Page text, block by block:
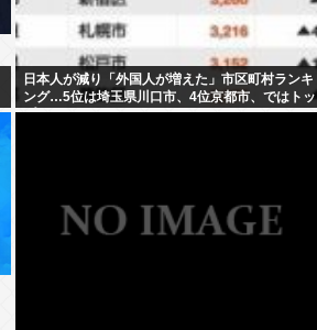
日本人が減り「外国人が増えた」市区町村ランキ
ング…5位は埼玉県川口市、4位京都市、ではトッ
プ3は？